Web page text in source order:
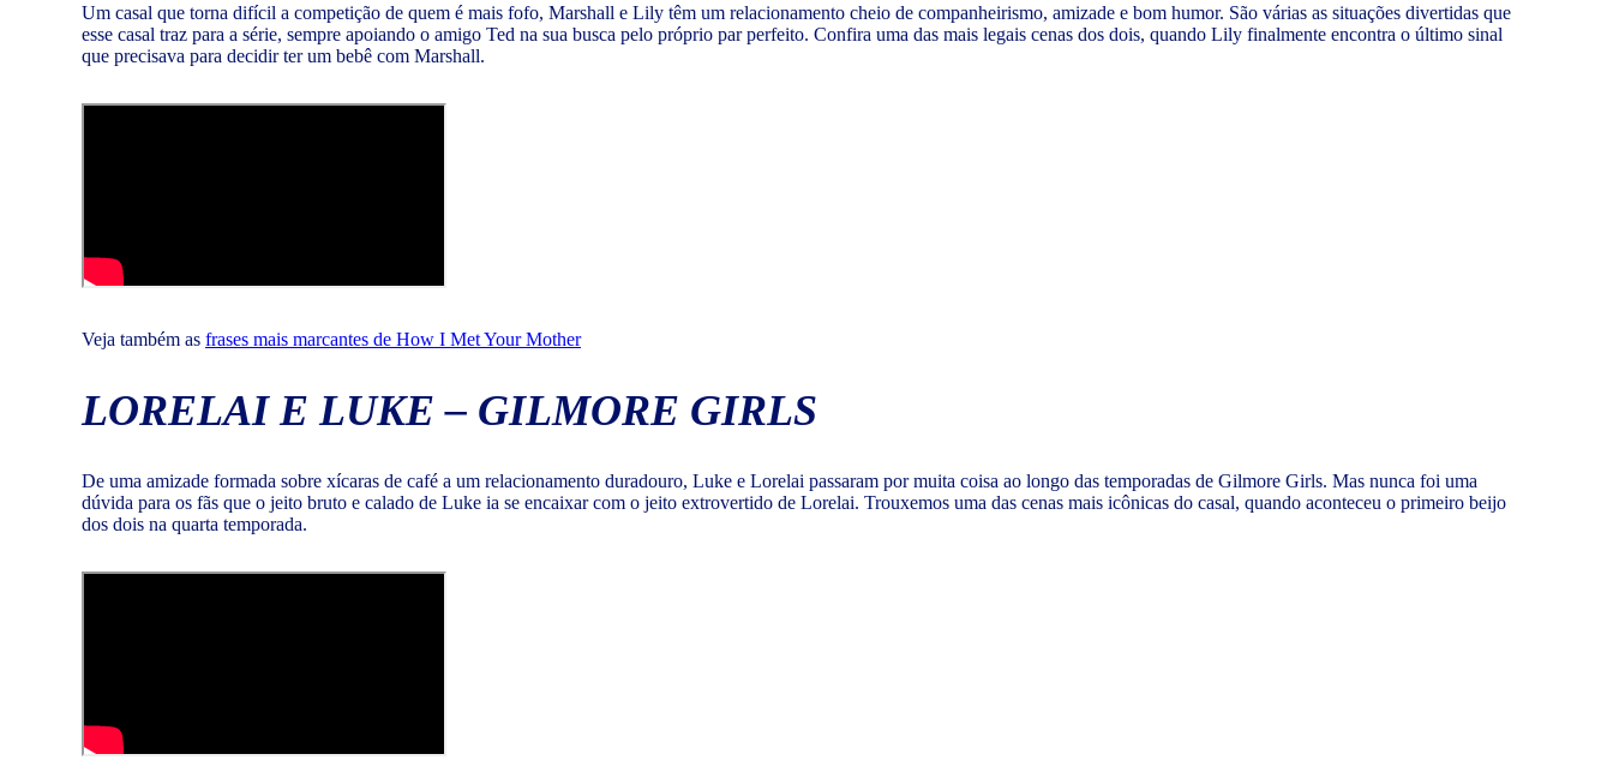
Um casal que torna difícil a competição de quem é mais fofo, Marshall e Lily têm um relacionamento cheio de companheirismo, amizade e bom humor. São várias as situações divertidas que
esse casal traz para a série, sempre apoiando o amigo Ted na sua busca pelo próprio par perfeito. Confira uma das mais legais cenas dos dois, quando Lily finalmente encontra o último sinal
que precisava para decidir ter um bebê com Marshall.
Veja também as frases mais marcantes de How I Met Your Mother
LORELAI E LUKE – GILMORE GIRLS
De uma amizade formada sobre xícaras de café a um relacionamento duradouro, Luke e Lorelai passaram por muita coisa ao longo das temporadas de Gilmore Girls. Mas nunca foi uma
dúvida para os fãs que o jeito bruto e calado de Luke ia se encaixar com o jeito extrovertido de Lorelai. Trouxemos uma das cenas mais icônicas do casal, quando aconteceu o primeiro beijo
dos dois na quarta temporada.